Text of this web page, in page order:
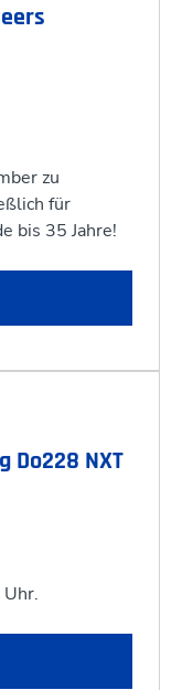
zu
für
bis 35 Jahre!
Do228 NXT